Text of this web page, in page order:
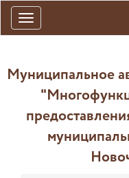
Toggle
navigation
Муниципальное